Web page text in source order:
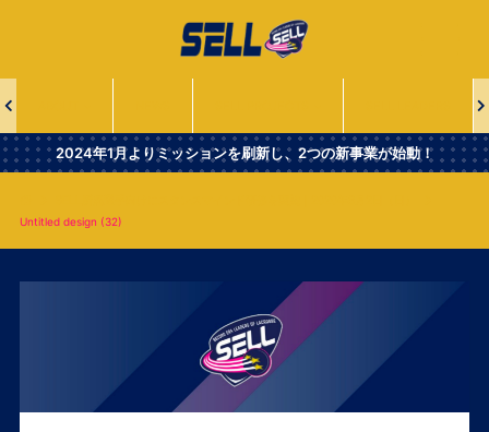
団
法
Second
Era
2024年1月よりミッションを刷新し、2つの新事業が始動！
Untitled design (32)